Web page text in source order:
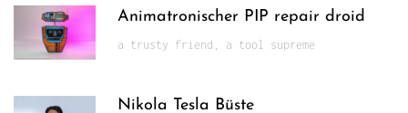
Animatronischer PIP repair droid
a trusty friend, a tool supreme
Nikola Tesla Büste